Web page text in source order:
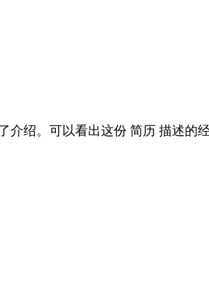
绍。可以看出这份 简历 描述的